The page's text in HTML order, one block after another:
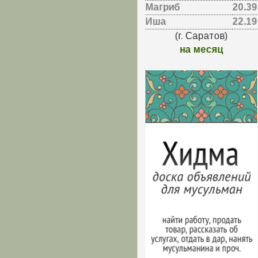
Магриб
20.39
Иша
22.19
(г. Саратов)
на месяц